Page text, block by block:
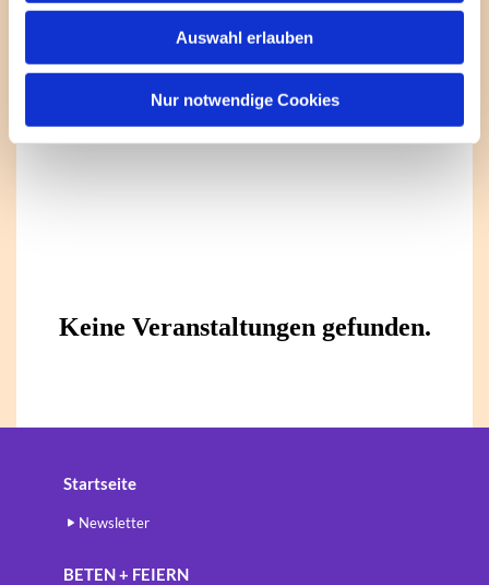
Auswahl erlauben
Nur notwendige Cookies
Startseite
Newsletter
BETEN + FEIERN